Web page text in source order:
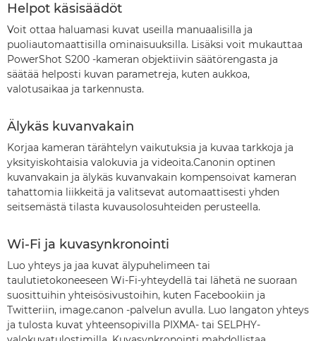
Helpot käsisäädöt
Voit ottaa haluamasi kuvat useilla manuaalisilla ja
puoliautomaattisilla ominaisuuksilla. Lisäksi voit mukauttaa
PowerShot S200 -kameran objektiivin säätörengasta ja
säätää helposti kuvan parametreja, kuten aukkoa,
valotusaikaa ja tarkennusta.
Älykäs kuvanvakain
Korjaa kameran tärähtelyn vaikutuksia ja kuvaa tarkkoja ja
yksityiskohtaisia valokuvia ja videoita.Canonin optinen
kuvanvakain ja älykäs kuvanvakain kompensoivat kameran
tahattomia liikkeitä ja valitsevat automaattisesti yhden
seitsemästä tilasta kuvausolosuhteiden perusteella.
Wi-Fi ja kuvasynkronointi
Luo yhteys ja jaa kuvat älypuhelimeen tai
taulutietokoneeseen Wi-Fi-yhteydellä tai lähetä ne suoraan
suosittuihin yhteisösivustoihin, kuten Facebookiin ja
Twitteriin, image.canon -palvelun avulla. Luo langaton yhteys
ja tulosta kuvat yhteensopivilla PIXMA- tai SELPHY-